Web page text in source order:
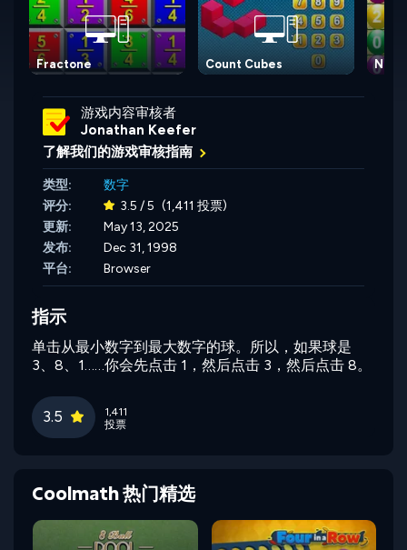
Fractone Count Cubes
游戏内容审核者
Jonathan Keefer
了解我们的游戏审核指南
类型:
数字
评分:
3.5 / 5 (1,411 投票)
更新:
May 13, 2025
发布:
Dec 31, 1998
平台:
Browser
指示
单击从最小数字到最大数字的球。所以，如果球是
3、8、1……你会先点击 1，然后点击 3，然后点击 8。
3.5
1,411
投票
Coolmath 热门精选